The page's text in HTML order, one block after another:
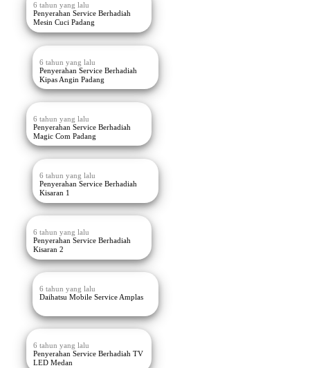
6 tahun yang lalu
Penyerahan Service Berhadiah
Mesin Cuci Padang
6 tahun yang lalu
Penyerahan Service Berhadiah
Kipas Angin Padang
6 tahun yang lalu
Penyerahan Service Berhadiah
Magic Com Padang
6 tahun yang lalu
Penyerahan Service Berhadiah
Kisaran 1
6 tahun yang lalu
Penyerahan Service Berhadiah
Kisaran 2
6 tahun yang lalu
Daihatsu Mobile Service Amplas
6 tahun yang lalu
Penyerahan Service Berhadiah TV
LED Medan